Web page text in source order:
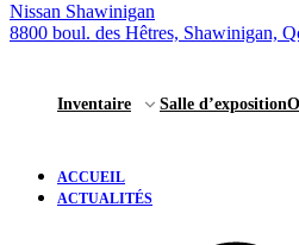
Nissan Shawinigan
8800 boul. des Hêtres, Shawinigan,
Inventaire Salle d’exposition
ACCUEIL
ACTUALITÉS